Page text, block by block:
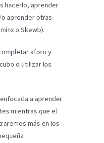
hacerlo, aprender
aprender otras
o Skewb).
aforo y
o utilizar los
a aprender
mientras que el
más en los